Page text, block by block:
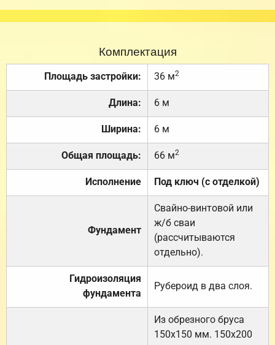
Комплектация
Площадь застройки: 36 м2
Длина: 6 м
Ширина: 6 м
Общая площадь: 66 м2
Исполнение Под ключ (с отделкой)
Фундамент
Свайно-винтовой или
ж/б сваи
(рассчитываются
отдельно).
Гидроизоляция
фундамента
Рубероид в два слоя.
Из обрезного бруса
150х150 мм. 150х200